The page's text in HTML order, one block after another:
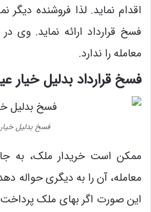
اقدام نماید. لذا فروشنده دیگر
فسخ قرارداد ارائه نماید. وی
معامله را ندارد.
فسخ قرارداد بدلیل خیار
فسخ بدلیل
ممکن است خریدار ملک، به
معامله، آن را به دیگری حواله
این صورت اگر بهای ملک پرداخت